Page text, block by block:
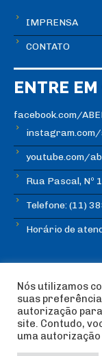
IMPRENSA
CONTATO
ENTRE
facebook.com/
youtube.com/
Rua Pascal, Nº
Telefone: (11)
Horário de
© Copyright
Esportiva
Nós utilizamos
suas
autorização para
site. Contudo,
uma